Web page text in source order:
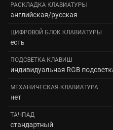
РАСКЛАДКА КЛАВИАТУРЫ
английская/русская
ЦИФРОВОЙ БЛОК КЛАВИАТУРЫ
есть
ПОДСВЕТКА КЛАВИШ
индивидуальная RGB
МЕХАНИЧЕСКАЯ КЛАВИАТУРА
нет
ТАЧПАД
стандартный